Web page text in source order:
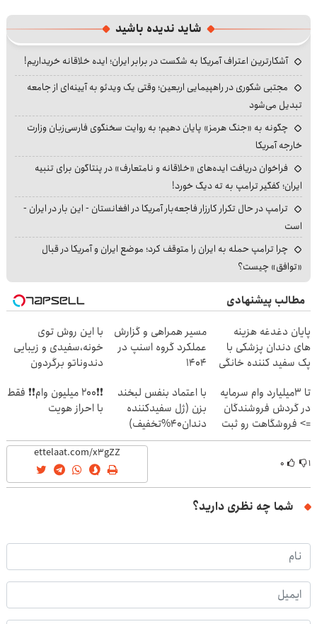
شاید ندیده باشید
آشکارترین اعتراف آمریکا به شکست در برابر ایران؛ ایده خلاقانه خریداریم!
مجتبی شکوری در راهپیمایی اربعین؛ وقتی یک ویدئو به آیینه‌ای از جامعه
تبدیل می‌شود
چگونه به «جنگ هرمز» پایان دهیم؛ به روایت سخنگوی فارسی‌زبان وزارت
خارجه آمریکا
فراخوان دریافت ایده‌های «خلاقانه و نامتعارف» در پنتاگون برای تنبیه
ایران؛ کفگیر ترامپ به ته دیگ خورد!
ترامپ در حال تکرار کارزار فاجعه‌بار آمریکا در افغانستان - این بار در ایران -
است
چرا ترامپ حمله به ایران را متوقف کرد؛ موضع ایران و آمریکا در قبال
«توافق» چیست؟
مطالب پیشنهادی
پایان دغدغه هزینه
های دندان پزشکی با
پک سفید کننده خانگی
مسیر همراهی و گزارش
عملکرد گروه اسنپ در
۱۴۰۴
با این روش توی
خونه،سفیدی و زیبایی
دندوناتو برگردون
تا 3میلیارد وام سرمایه
در گردش فروشندگان
=> فروشگاهت رو ثبت
کن
با اعتماد بنفس لبخند
بزن (ژل سفیدکننده
دندان40%تخفیف)
❗❗200 میلیون وام❗❗ فقط
با احراز هویت
۱ ۰
شما چه نظری دارید؟